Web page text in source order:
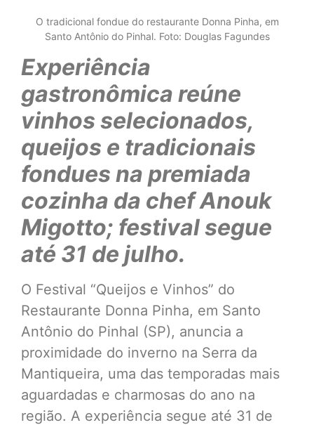
O tradicional fondue do restaurante Donna Pinha, em
Santo Antônio do Pinhal. Foto: Douglas Fagundes
Experiência
gastronômica reúne
vinhos selecionados,
queijos e tradicionais
fondues na premiada
cozinha da chef Anouk
Migotto; festival segue
até 31 de julho.
O Festival “Queijos e Vinhos” do
Restaurante Donna Pinha, em Santo
Antônio do Pinhal (SP), anuncia a
proximidade do inverno na Serra da
Mantiqueira, uma das temporadas mais
aguardadas e charmosas do ano na
região. A experiência segue até 31 de